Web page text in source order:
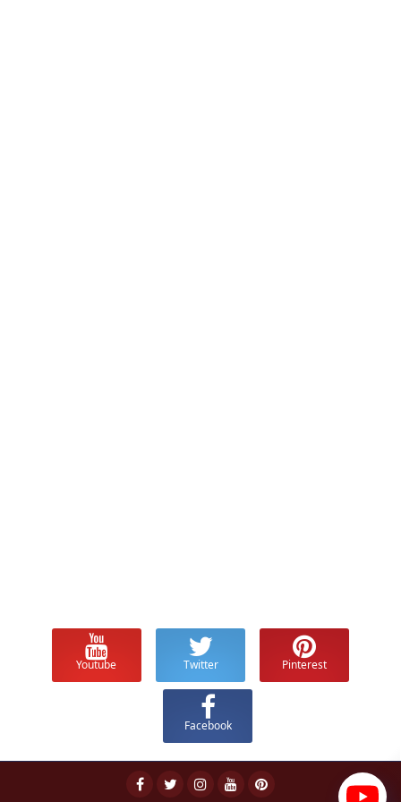
Pinterest
Twitter
Youtube
Facebook